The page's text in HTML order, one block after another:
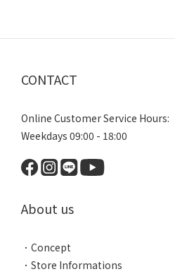
CONTACT
Online Customer Service Hours:
Weekdays 09:00 - 18:00
About us
． Concept
． Store Informations